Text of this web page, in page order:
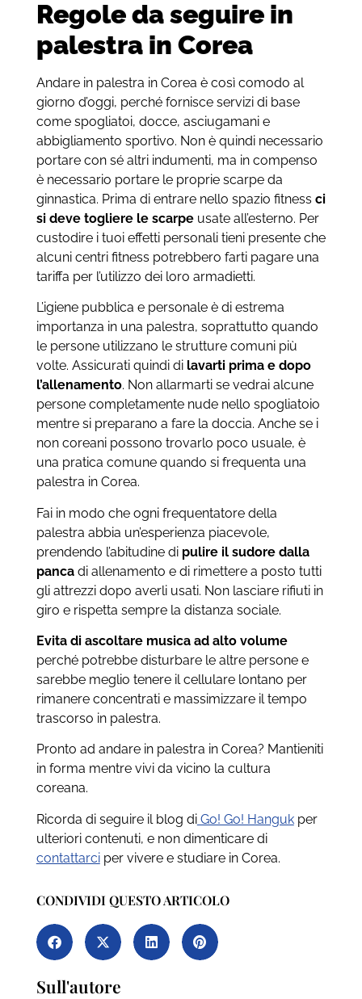
Regole da seguire in
palestra in Corea
Andare in palestra in Corea è così comodo al
giorno d’oggi, perché fornisce servizi di base
come spogliatoi, docce, asciugamani e
abbigliamento sportivo. Non è quindi necessario
portare con sé altri indumenti, ma in compenso
è necessario portare le proprie scarpe da
ginnastica. Prima di entrare nello spazio fitness ci
si deve togliere le scarpe usate all’esterno. Per
custodire i tuoi effetti personali tieni presente che
alcuni centri fitness potrebbero farti pagare una
tariffa per l’utilizzo dei loro armadietti.
L’igiene pubblica e personale è di estrema
importanza in una palestra, soprattutto quando
le persone utilizzano le strutture comuni più
volte. Assicurati quindi di lavarti prima e dopo
l’allenamento. Non allarmarti se vedrai alcune
persone completamente nude nello spogliatoio
mentre si preparano a fare la doccia. Anche se i
non coreani possono trovarlo poco usuale, è
una pratica comune quando si frequenta una
palestra in Corea.
Fai in modo che ogni frequentatore della
palestra abbia un’esperienza piacevole,
prendendo l’abitudine di pulire il sudore dalla
pancadi allenamento e di rimettere a posto tutti
gli attrezzi dopo averli usati. Non lasciare rifiuti in
giro e rispetta sempre la distanza sociale.
Evita di ascoltare musica ad alto volume
perché potrebbe disturbare le altre persone e
sarebbe meglio tenere il cellulare lontano per
rimanere concentrati e massimizzare il tempo
trascorso in palestra.
Pronto ad andare in palestra in Corea? Mantieniti
in forma mentre vivi da vicino la cultura
coreana.
Ricorda di seguire il blog diGo! Go! Hangukper
ulteriori contenuti, e non dimenticare di
contattarciper vivere e studiare in Corea.
CONDIVIDI QUESTO ARTICOLO
Sull'autore